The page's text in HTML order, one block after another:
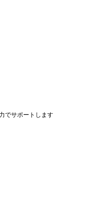
でサポートします